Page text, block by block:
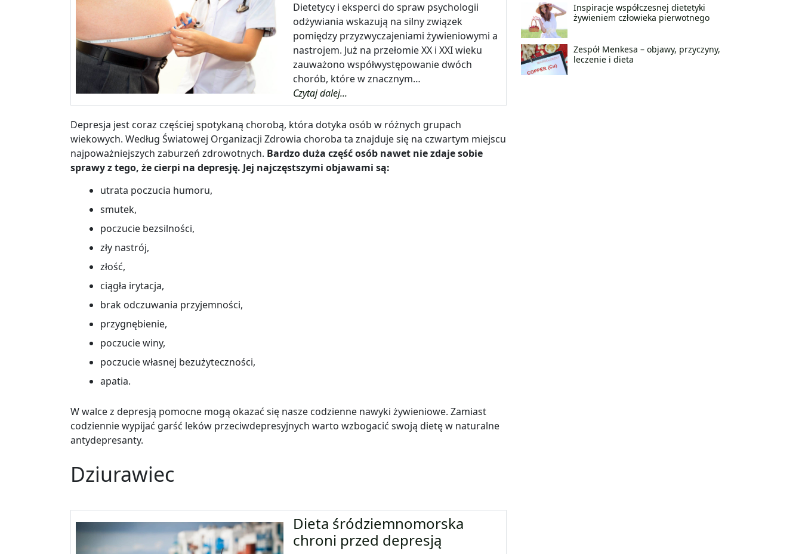
Dietetycy i eksperci do spraw psychologii
odżywiania wskazują na silny związek
pomiędzy przyzwyczajeniami żywieniowymi a
nastrojem. Już na przełomie XX i XXI wieku
zauważono współwystępowanie dwóch
chorób, które w znacznym…
Czytaj dalej...
Depresja jest coraz częściej spotykaną chorobą, która dotyka osób w różnych grupach
wiekowych. Według Światowej Organizacji Zdrowia choroba ta znajduje się na czwartym miejscu
najpoważniejszych zaburzeń zdrowotnych. Bardzo duża część osób nawet nie zdaje sobie
sprawy z tego, że cierpi na depresję. Jej najczęstszymi objawami są:
utrata poczucia humoru,
smutek,
poczucie bezsilności,
zły nastrój,
złość,
ciągła irytacja,
brak odczuwania przyjemności,
przygnębienie,
poczucie winy,
poczucie własnej bezużyteczności,
apatia.
W walce z depresją pomocne mogą okazać się nasze codzienne nawyki żywieniowe. Zamiast
codziennie wypijać garść leków przeciwdepresyjnych warto wzbogacić swoją dietę w naturalne
antydepresanty.
Dziurawiec
Dieta śródziemnomorska
chroni przed depresją
Inspiracje współczesnej dietetyki
żywieniem człowieka pierwotnego
Zespół Menkesa – objawy, przyczyny,
leczenie i dieta